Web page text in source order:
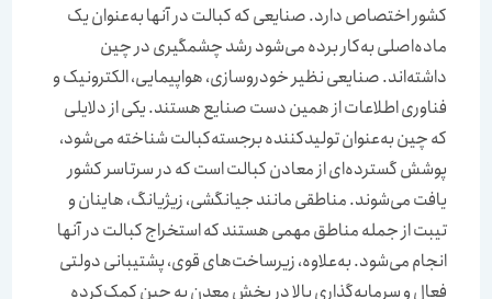
کشور اختصاص دارد. صنایعی که کبالت در آنها به‌عنوان یک
ماده‌اصلی به‌کار برده می‌شود رشد چشمگیری در چین
داشته‌اند. صنایعی نظیر خودروسازی، هواپیمایی، الکترونیک و
فناوری اطلاعات از همین دست صنایع هستند. یکی از دلایلی
که چین به‌عنوان تولیدکننده برجسته‌کبالت شناخته می‌شود،
پوشش گسترده‌ای از معادن کبالت است که در سرتاسر کشور
یافت می‌شوند. مناطقی مانند جیانگشی، زیژیانگ، هاینان و
تیبت از جمله مناطق مهمی هستند که استخراج کبالت در آنها
انجام می‌شود. به‌علاوه، زیرساخت‌های قوی، پشتیبانی دولتی
فعال و سرمایه‌گذاری بالا در بخش معدن به چین کمک‌کرده